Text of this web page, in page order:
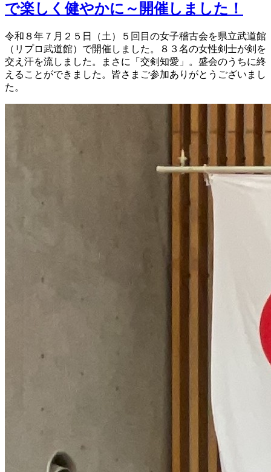
で楽しく健やかに～開催しました！
令和８年７月２５日（土）５回目の女子稽古会を県立武道館
（リプロ武道館）で開催しました。８３名の女性剣士が剣を
交え汗を流しました。まさに「交剣知愛」。盛会のうちに終
えることができました。皆さまご参加ありがとうございまし
た。